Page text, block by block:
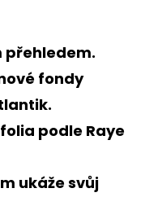
přehledem.
fondy
podle Raye
ukáže svůj